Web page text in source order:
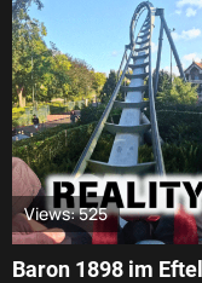
Views: 525
Baron 1898 im